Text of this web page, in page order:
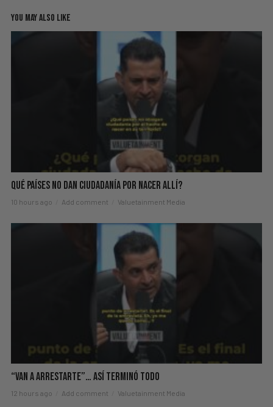
YOU MAY ALSO LIKE
Qué Países No Dan Ciudadanía Por Nacer Allí?
10 hours ago Add comment Valuetainment Media
“Van A Arrestarte”… Así Terminó Todo
12 hours ago Add comment Valuetainment Media